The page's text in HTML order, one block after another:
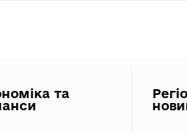
та